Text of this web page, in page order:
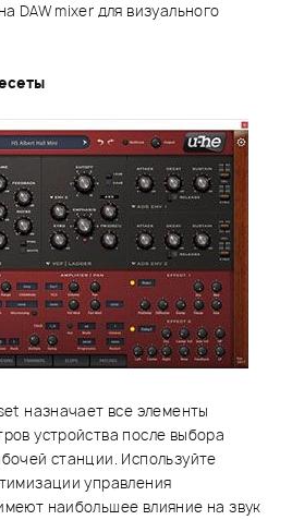
DAW mixer для визуального
назначает все элементы
устройства после выбора
станции. Используйте
управления
наибольшее влияние на звук